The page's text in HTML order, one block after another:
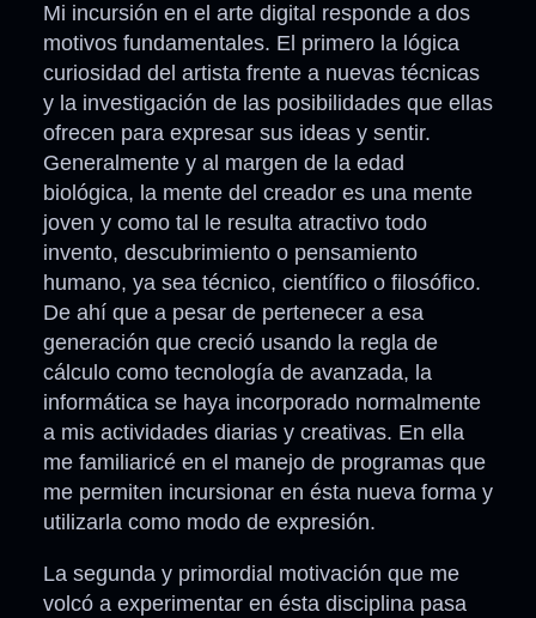
Mi incursión en el arte digital responde a dos
motivos fundamentales. El primero la lógica
curiosidad del artista frente a nuevas técnicas
y la investigación de las posibilidades que ellas
ofrecen para expresar sus ideas y sentir.
Generalmente y al margen de la edad
biológica, la mente del creador es una mente
joven y como tal le resulta atractivo todo
invento, descubrimiento o pensamiento
humano, ya sea técnico, científico o filosófico.
De ahí que a pesar de pertenecer a esa
generación que creció usando la regla de
cálculo como tecnología de avanzada, la
informática se haya incorporado normalmente
a mis actividades diarias y creativas. En ella
me familiaricé en el manejo de programas que
me permiten incursionar en ésta nueva forma y
utilizarla como modo de expresión.
La segunda y primordial motivación que me
volcó a experimentar en ésta disciplina pasa